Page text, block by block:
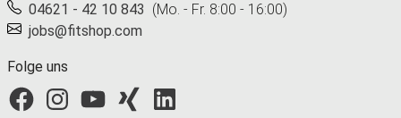
04621 - 42 10 843 (Mo. - Fr. 8:00 - 16:00)
jobs@fitshop.com
Folge uns
Fitshop bei YouTube